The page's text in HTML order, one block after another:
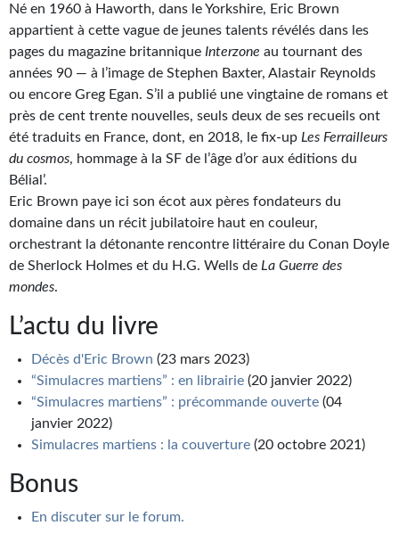
Tirages d’art Une Heure-Lumière
PLUS
À paraître
Revue de presse
Récompenses
Newsletter
Le Bélial' sur Youtube
LE BLOG BIFROST
Tous les articles
La Bibliothèque orbitale
Journal d'un homme des bois
FORUMS
CONTACT
Nous contacter
Né en 1960 à Haworth, dans le Yorkshire, Eric Brown
appartient à cette vague de jeunes talents révélés dans les
pages du magazine britannique Interzone au tournant des
années 90 — à l’image de Stephen Baxter, Alastair Reynolds
ou encore Greg Egan. S’il a publié une vingtaine de romans et
près de cent trente nouvelles, seuls deux de ses recueils ont
été traduits en France, dont, en 2018, le fix-up Les Ferrailleurs
du cosmos, hommage à la SF de l’âge d’or aux éditions du
Bélial’.
Eric Brown paye ici son écot aux pères fondateurs du
domaine dans un récit jubilatoire haut en couleur,
orchestrant la détonante rencontre littéraire du Conan Doyle
de Sherlock Holmes et du H.G. Wells de La Guerre des
mondes.
L’actu du livre
Décès d'Eric Brown (23 mars 2023)
“Simulacres martiens” : en librairie (20 janvier 2022)
“Simulacres martiens” : précommande ouverte (04
janvier 2022)
Simulacres martiens : la couverture (20 octobre 2021)
Bonus
En discuter sur le forum.